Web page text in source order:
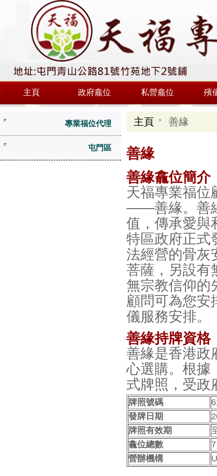
主頁 政府龕位 私營龕位 殯
專業福位代理
屯門區
主頁 善緣
善緣
善緣龕位簡介
天福專業福位
——善緣。善
值，傳承愛與
特區政府正式
法經營的骨灰
菩薩，另設有
無宗教信仰的
顧問可為您安
儀服務安排。
善緣持牌資格
善緣是香港政
心選購。根據
式牌照，受政
牌照號碼
發牌日期
牌照有效期
龕位總數
營辦機構